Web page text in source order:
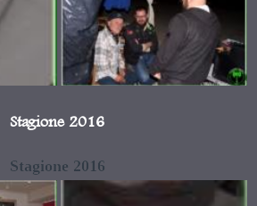
Stagione 2016
Stagione 2016